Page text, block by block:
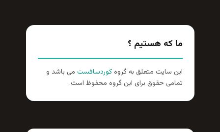
ما که هستیم ؟
این سایت متعلق به گروهکوردسافست می باشد و
تمامی حقوق برای این گروه محفوظ است.